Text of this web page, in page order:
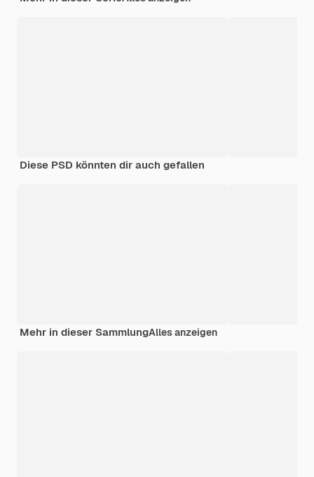
Diese PSD könnten dir auch gefallen
Mehr in dieser SammlungAlles anzeigen